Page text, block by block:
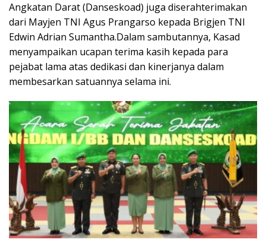
Angkatan Darat (Danseskoad) juga diserahterimakan
dari Mayjen TNI Agus Prangarso kepada Brigjen TNI
Edwin Adrian Sumantha.Dalam sambutannya, Kasad
menyampaikan ucapan terima kasih kepada para
pejabat lama atas dedikasi dan kinerjanya dalam
membesarkan satuannya selama ini.